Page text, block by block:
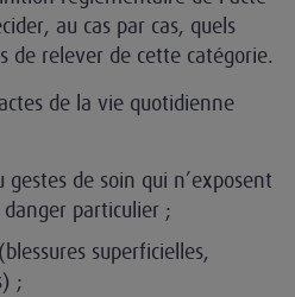
au cas par cas, quels
de relever de cette catégorie.
de la vie quotidienne
gestes de soin qui n’exposent
particulier ;
superficielles,
;